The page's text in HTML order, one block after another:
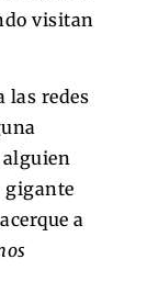
visitan
las redes
gigante
a